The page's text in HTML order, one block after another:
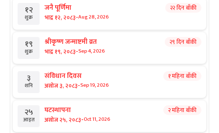
१२
शुक्र
जनै पूर्णिमा
भाद्र १२, २०८३-Aug 28, 2026
२२ दिन बाँकी
१९
शुक्र
श्रीकृष्ण जन्माष्टमी व्रत
भाद्र १९, २०८३-Sep 4, 2026
२९ दिन बाँकी
३
शनि
संविधान दिवस
असोज ३, २०८३-Sep 19, 2026
१ महिना बाँकी
२५
आइत
घटस्थापना
असोज २५, २०८३-Oct 11, 2026
२ महिना बाँकी